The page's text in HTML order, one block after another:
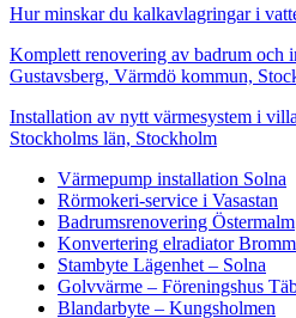
Hur minskar du kalkavlagringar i
Komplett renovering av badrum och
Gustavsberg, Värmdö kommun,
Installation av nytt värmesystem i
Stockholms län, Stockholm
Värmepump installation Solna
Rörmokeri-service i Vasastan
Badrumsrenovering Östermalm
Konvertering elradiator
Stambyte Lägenhet – Solna
Golvvärme – Föreningshus
Blandarbyte – Kungsholmen